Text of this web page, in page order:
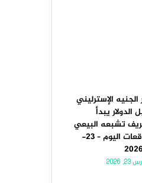
الإسترليني
الدولار يبدأ
تشبعه البيعي
– توقعات اليوم – 23-
2026